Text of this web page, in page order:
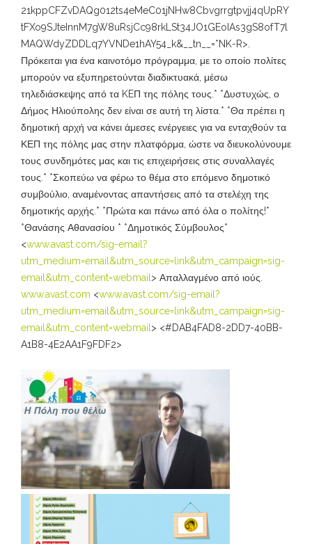
21kppCFZvDAQg012ts4eMeC01jNHw8Cbvgrrgtpvjj4qUpRY
tFXo9SJteInnM7gW8uRsjCc98rkLSt34JO1GEoIAs3gS8ofT7l
MAQWdyZDDLq7YVNDe1hAY54_k&__tn__=*NK-R>.
Πρόκειται για ένα καινοτόμο πρόγραμμα, με το οποίο πολίτες
μπορούν να εξυπηρετούνται διαδικτυακά, μέσω
τηλεδιάσκεψης από τα KEΠ της πόλης τους.* *Δυστυχώς, ο
Δήμος Ηλιούπολης δεν είναι σε αυτή τη λίστα.* *Θα πρέπει η
δημοτική αρχή να κάνει άμεσες ενέργειες για να ενταχθούν τα
ΚΕΠ της πόλης μας στην πλατφόρμα, ώστε να διευκολύνουμε
τους συνδημότες μας και τις επιχειρήσεις στις συναλλαγές
τους.* *Σκοπεύω να φέρω το θέμα στο επόμενο δημοτικό
συμβούλιο, αναμένοντας απαντήσεις από τα στελέχη της
δημοτικής αρχής.* *Πρώτα και πάνω από όλα ο πολίτης!*
*Θανάσης Αθανασίου * *Δημοτικός Σύμβουλος*
<www.avast.com/sig-email?
utm_medium=email&utm_source=link&utm_campaign=sig-
email&utm_content=webmail > Απαλλαγμένο από ιούς.
www.avast.com <www.avast.com/sig-email?
utm_medium=email&utm_source=link&utm_campaign=sig-
email&utm_content=webmail > <#DAB4FAD8-2DD7-40BB-
A1B8-4E2AA1F9FDF2>